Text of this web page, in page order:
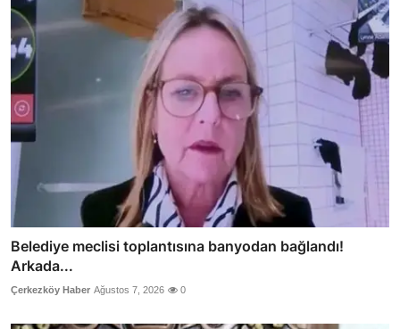
Belediye meclisi toplantısına banyodan bağlandı!
Arkada...
Çerkezköy Haber Ağustos 7, 2026 0